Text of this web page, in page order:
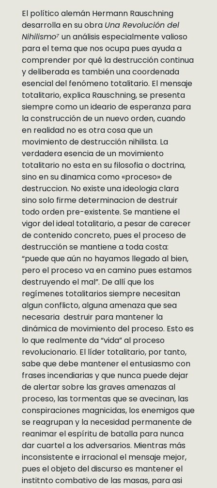
El político alemán Hermann Rauschning
desarrolla en su obra Una Revolución del
Nihilismo⁷ un análisis especialmente valioso
para el tema que nos ocupa pues ayuda a
comprender por qué la destrucción continua
y deliberada es también una coordenada
esencial del fenómeno totalitario. El mensaje
totalitario, explica Rauschning, se presenta
siempre como un ideario de esperanza para
la construcción de un nuevo orden, cuando
en realidad no es otra cosa que un
movimiento de destrucción nihilista. La
verdadera esencia de un movimiento
totalitario no esta en su filosofia o doctrina,
sino en su dinamica como «proceso» de
destruccion. No existe una ideologia clara
sino solo firme determinacion de destruir
todo orden pre-existente. Se mantiene el
vigor del ideal totalitario, a pesar de carecer
de contenido concreto, pues el proceso de
destrucción se mantiene a toda costa:
“puede que aún no hayamos llegado al bien,
pero el proceso va en camino pues estamos
destruyendo el mal”. De allí que los
regímenes totalitarios siempre necesitan
algun conflicto, alguna amenaza que sea
necesaria destruir para mantener la
dinámica de movimiento del proceso. Esto es
lo que realmente da “vida” al proceso
revolucionario. El líder totalitario, por tanto,
sabe que debe mantener el entusiasmo con
frases incendiarias y que nunca puede dejar
de alertar sobre las graves amenazas al
proceso, las tormentas que se avecinan, las
conspiraciones magnicidas, los enemigos que
se reagrupan y la necesidad permanente de
reanimar el espíritu de batalla para nunca
dar cuartel a los adversarios. Mientras más
inconsistente e irracional el mensaje mejor,
pues el objeto del discurso es mantener el
institnto combativo de las masas, para asi